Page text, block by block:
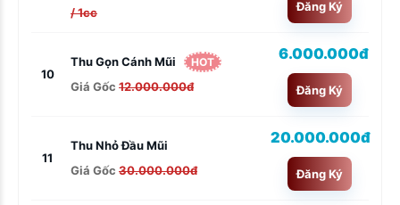
/ 1cc
Đăng Ký
10
Thu Gọn Cánh Mũi HOT
Giá Gốc 12.000.000đ
6.000.000đ
Đăng Ký
11
Thu Nhỏ Đầu Mũi
Giá Gốc 30.000.000đ
20.000.000đ
Đăng Ký